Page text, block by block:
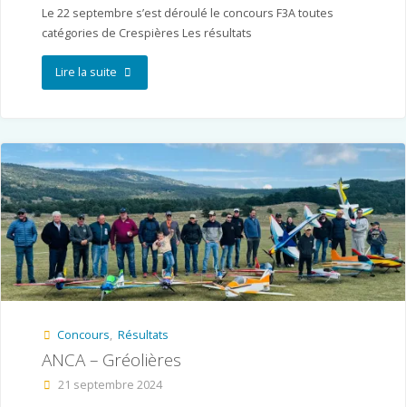
Le 22 septembre s’est déroulé le concours F3A toutes
catégories de Crespières Les résultats
Lire la suite"MACE
Concours, Résultats
ANCA – Gréolières
21 septembre 2024